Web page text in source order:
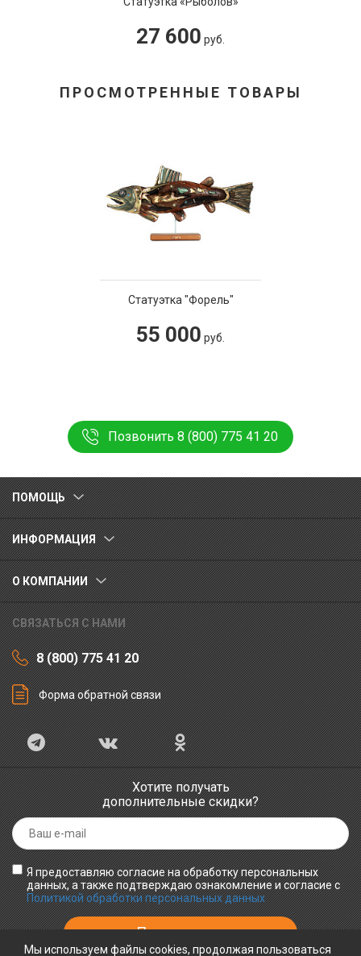
руб.
ПРОСМОТРЕННЫЕ ТОВАРЫ
Статуэтка "Форель"
55 000 руб.
Позвонить 8 (800) 775 41 20
ПОМОЩЬ
ИНФОРМАЦИЯ
О КОМПАНИИ
СВЯЗАТЬСЯ С НАМИ
8 (800) 775 41 20
Форма обратной связи
Хотите получать
дополнительные скидки?
Я предоставляю согласие на обработку персональных
данных, а также подтверждаю ознакомление и согласие с
Политикой обработки персональных данных
Мы используем файлы cookies, продолжая пользоваться